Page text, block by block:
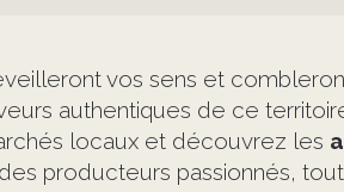
vos sens et
authentiques de ce
locaux et découvrez les
producteurs passionnés,